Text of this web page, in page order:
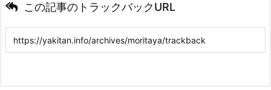
この記事のトラックバックURL